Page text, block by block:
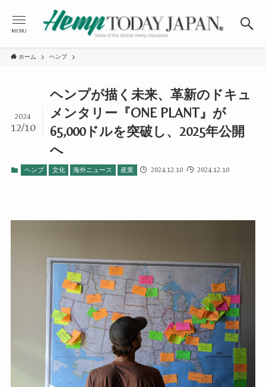
MENU
ホーム ヘンプ
ヘンプが描く未来、革新のドキュ
メンタリー『ONE PLANT』が
65,000ドルを突破し、2025年公開
へ
2024
12/10
ヘンプ 文化 海外ニュース 産業 2024.12.10 2024.12.10